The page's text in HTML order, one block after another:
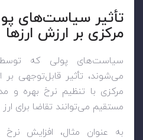
تأثیر سیاست‌های
مرکزی بر ارزش ارزها
سیاست‌های پولی که توسط
می‌شوند، تأثیر قابل‌توجهی بر
مرکزی با تنظیم نرخ بهره و
مستقیم می‌توانند تقاضا برای
به عنوان مثال، افزایش